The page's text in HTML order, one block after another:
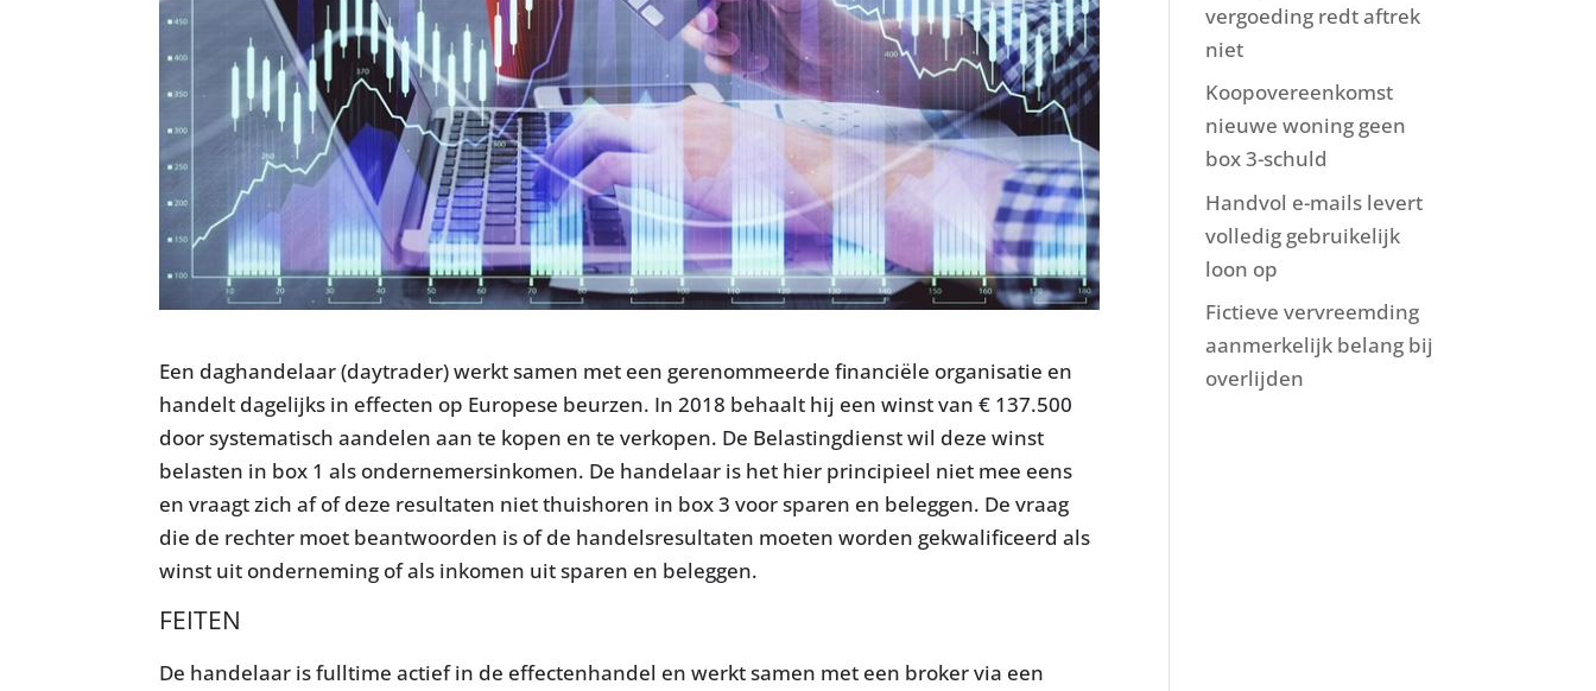
Een daghandelaar (daytrader) werkt samen met een gerenommeerde financiële organisatie en
handelt dagelijks in effecten op Europese beurzen. In 2018 behaalt hij een winst van € 137.500
door systematisch aandelen aan te kopen en te verkopen. De Belastingdienst wil deze winst
belasten in box 1 als ondernemersinkomen. De handelaar is het hier principieel niet mee eens
en vraagt zich af of deze resultaten niet thuishoren in box 3 voor sparen en beleggen. De vraag
die de rechter moet beantwoorden is of de handelsresultaten moeten worden gekwalificeerd als
winst uit onderneming of als inkomen uit sparen en beleggen.
FEITEN
De handelaar is fulltime actief in de effectenhandel en werkt samen met een broker via een
vergoeding redt aftrek
niet
Koopovereenkomst
nieuwe woning geen
box 3-schuld
Handvol e-mails levert
volledig gebruikelijk
loon op
Fictieve vervreemding
aanmerkelijk belang bij
overlijden